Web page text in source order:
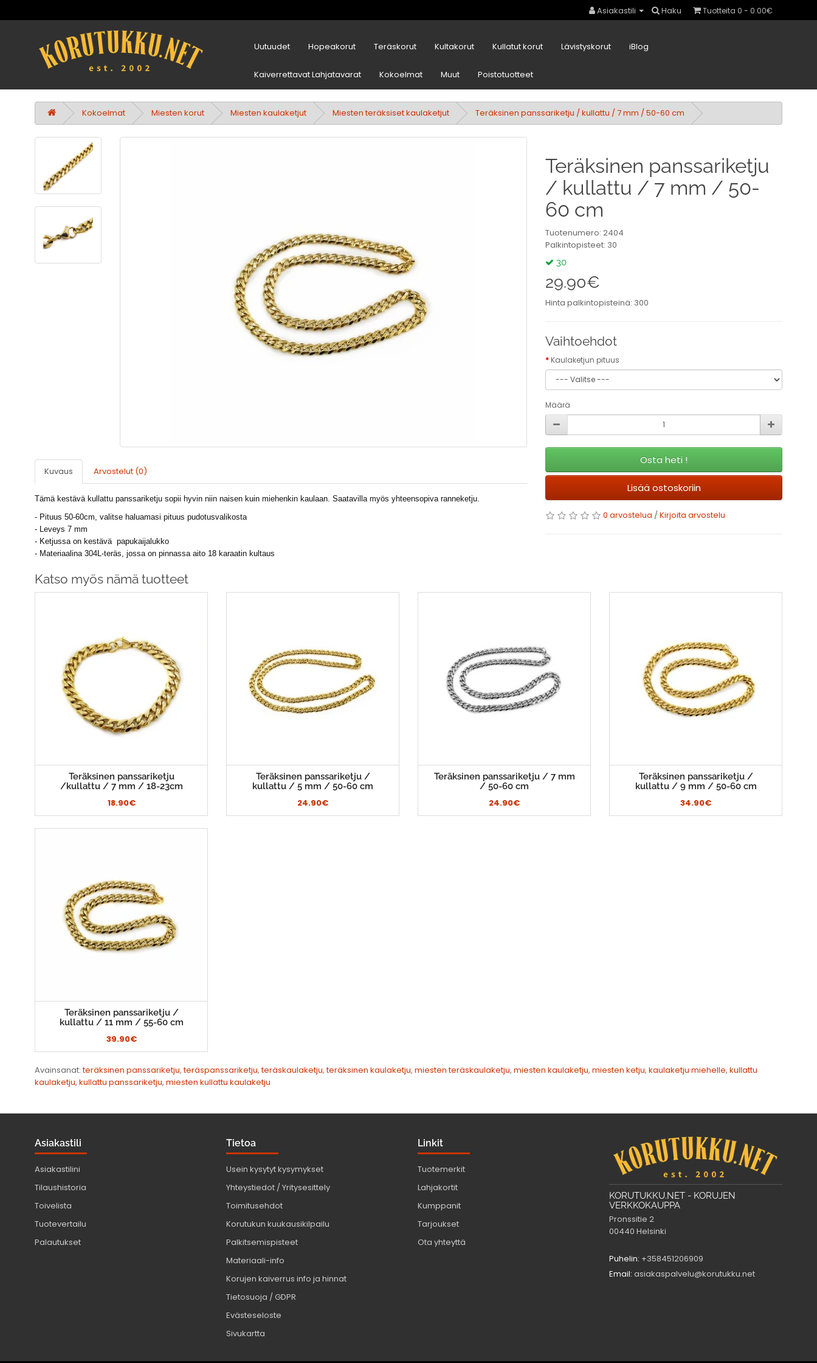
Asiakastili Haku Tuotteita 0 - 0.00€
Uutuudet Hopeakorut Teräskorut Kultakorut Kullatut korut Lävistyskorut iBlog
Kaiverrettavat Lahjatavarat Kokoelmat Muut Poistotuotteet
Kokoelmat Miesten korut Miesten kaulaketjut Miesten teräksiset kaulaketjut Teräksinen panssariketju / kullattu / 7 mm / 50-60 cm
Kuvaus Arvostelut (0)
Tämä kestävä kullattu panssariketju sopii hyvin niin naisen kuin miehenkin kaulaan. Saatavilla myös yhteensopiva ranneketju.
- Pituus 50-60cm, valitse haluamasi pituus pudotusvalikosta
- Leveys 7 mm
- Ketjussa on kestävä papukaijalukko
- Materiaalina 304L-teräs, jossa on pinnassa aito 18 karaatin kultaus
Teräksinen panssariketju
/ kullattu / 7 mm / 50-
60 cm
Tuotenumero: 2404
Palkintopisteet: 30
30
29.90€
Hinta palkintopisteinä: 300
Vaihtoehdot
Kaulaketjun pituus
Määrä
Osta heti !
Lisää ostoskoriin
0 arvostelua / Kirjoita arvostelu
Katso myös nämä tuotteet
Teräksinen panssariketju
/kullattu / 7 mm / 18-23cm
18.90€
Teräksinen panssariketju /
kullattu / 5 mm / 50-60 cm
24.90€
Teräksinen panssariketju / 7 mm
/ 50-60 cm
24.90€
Teräksinen panssariketju /
kullattu / 9 mm / 50-60 cm
34.90€
Teräksinen panssariketju /
kullattu / 11 mm / 55-60 cm
39.90€
Avainsanat:teräksinen panssariketju,teräspanssariketju,teräskaulaketju,teräksinen kaulaketju, miesten teräskaulaketju, miesten kaulaketju, miesten ketju, kaulaketju miehelle, kullattu
kaulaketju, kullattu panssariketju, miesten kullattu kaulaketju
Asiakastili
Asiakastilini
Tilaushistoria
Toivelista
Tuotevertailu
Palautukset
Tietoa
Usein kysytyt kysymykset
Yhteystiedot / Yritysesittely
Toimitusehdot
Korutukun kuukausikilpailu
Palkitsemispisteet
Materiaali-info
Korujen kaiverrus info ja hinnat
Tietosuoja / GDPR
Evästeseloste
Sivukartta
Linkit
Tuotemerkit
Lahjakortit
Kumppanit
Tarjoukset
Ota yhteyttä
KORUTUKKU.NET - KORUJEN
VERKKOKAUPPA
Pronssitie 2
00440 Helsinki
Puhelin: +358451206909
Email: asiakaspalvelu@korutukku.net